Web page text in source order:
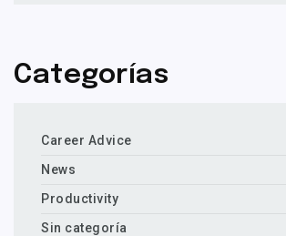
Categorías
Career Advice
News
Productivity
Sin categoría